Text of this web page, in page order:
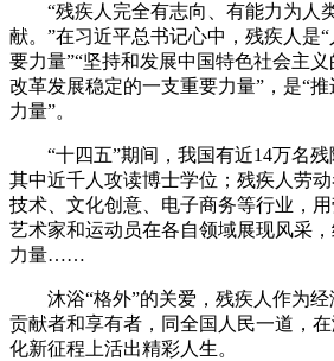
“残疾人完全有志向、有能力为人
献。”在习近平总书记心中，残疾人是
要力量”“坚持和发展中国特色社会主
改革发展稳定的一支重要力量”，是“
力量”。
“十四五”期间，我国有近14万名
其中近千人攻读博士学位；残疾人劳
技术、文化创意、电子商务等行业，
艺术家和运动员在各自领域展现风采
力量……
沐浴“格外”的关爱，残疾人作为经
贡献者和享有者，同全国人民一道，
化新征程上活出精彩人生。